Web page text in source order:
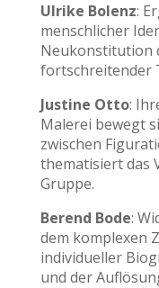
Ulrike Bolenz:
menschlicher
Neukonstitution
fortschreitender
Justine Otto:
Malerei bewegt
zwischen
thematisiert das
Gruppe.
Berend Bode:
dem komplexen
individueller
und der